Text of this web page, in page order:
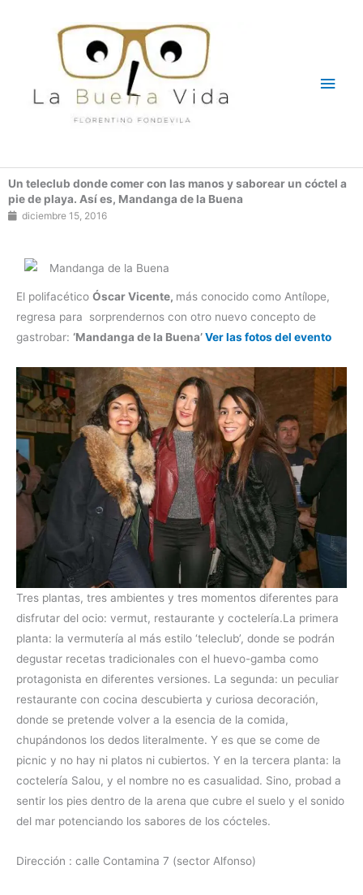
Un teleclub donde comer con las manos y saborear un cóctel a
pie de playa. Así es, Mandanga de la Buena
diciembre 15, 2016
El polifacético Óscar Vicente, más conocido como Antílope,
regresa para sorprendernos con otro nuevo concepto de
gastrobar: ‘Mandanga de la Buena’Ver las fotos del evento
Tres plantas, tres ambientes y tres momentos diferentes para
disfrutar del ocio: vermut, restaurante y coctelería.La primera
planta: la vermutería al más estilo ‘teleclub’, donde se podrán
degustar recetas tradicionales con el huevo-gamba como
protagonista en diferentes versiones. La segunda: un peculiar
restaurante con cocina descubierta y curiosa decoración,
donde se pretende volver a la esencia de la comida,
chupándonos los dedos literalmente. Y es que se come de
picnic y no hay ni platos ni cubiertos. Y en la tercera planta: la
coctelería Salou, y el nombre no es casualidad. Sino, probad a
sentir los pies dentro de la arena que cubre el suelo y el sonido
del mar potenciando los sabores de los cócteles.
Dirección : calle Contamina 7 (sector Alfonso)